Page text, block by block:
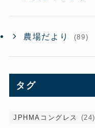
農場だより (89)
タグ
JPHMAコングレス (24)